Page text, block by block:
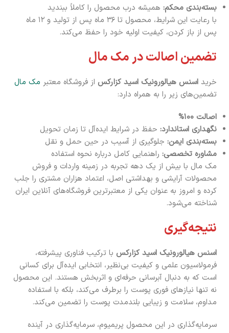
بسته‌بندی محکم: همیشه درب محصول را کاملاً ببندید
با رعایت این شرایط، محصول تا ۳۶ ماه پس از تولید و ۱۲ ماه
پس از باز کردن، کیفیت اولیه خود را حفظ می‌کند.
تضمین اصالت در مک مال
خرید اسنس هیالورونیک اسید کزارکس از فروشگاه معتبر مک مال
تضمین‌های زیر را به همراه دارد:
اصالت ۱۰۰%
نگهداری استاندارد: حفظ در شرایط ایده‌آل تا زمان تحویل
بسته‌بندی ایمن: جلوگیری از آسیب در حین حمل و نقل
مشاوره تخصصی: راهنمایی کامل درباره نحوه استفاده
مک مال با بیش از یک دهه تجربه در زمینه واردات و فروش
محصولات آرایشی و بهداشتی اصل، اعتماد هزاران مشتری را جلب
کرده و امروز به عنوان یکی از معتبرترین فروشگاه‌های آنلاین ایران
شناخته می‌شود.
نتیجه‌گیری
اسنس هیالورونیک اسید کزارکس با ترکیب فناوری پیشرفته،
فرمولاسیون علمی و کیفیت بی‌نظیر، انتخابی ایده‌آل برای کسانی
است که به دنبال آبرسانی حرفه‌ای و اثربخش هستند. این محصول
نه تنها نیازهای فوری پوست را برطرف می‌کند، بلکه با استفاده
مداوم، سلامت و زیبایی بلندمدت پوست را تضمین می‌کند.
سرمایه‌گذاری در این محصول پریمیوم، سرمایه‌گذاری در آینده